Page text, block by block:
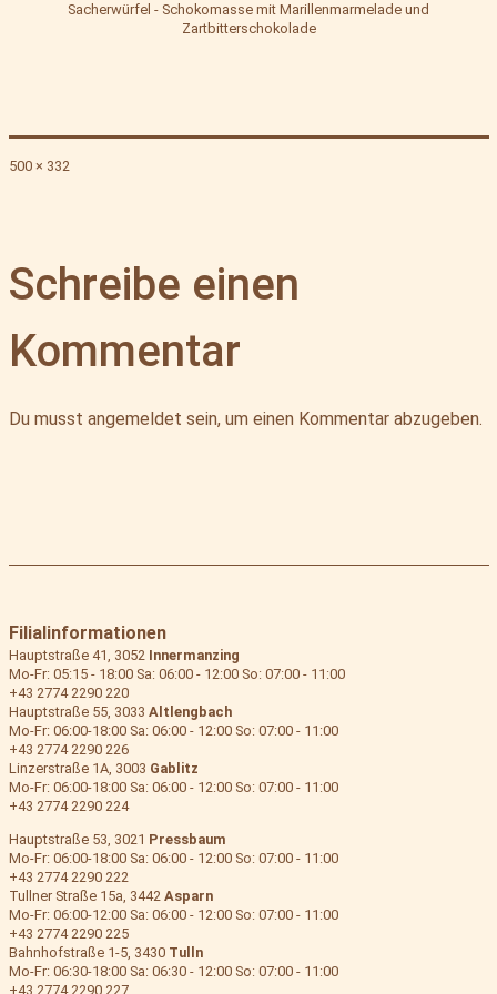
Sacherwürfel - Schokomasse mit Marillenmarmelade und
Zartbitterschokolade
Originalgröße
500 × 332
Schreibe einen
Kommentar
Du musst angemeldet sein, um einen Kommentar abzugeben.
Filialinformationen
Hauptstraße 41, 3052 Innermanzing
Mo-Fr: 05:15 - 18:00 Sa: 06:00 - 12:00 So: 07:00 - 11:00
+43 2774 2290 220
Hauptstraße 55, 3033 Altlengbach
Mo-Fr: 06:00-18:00 Sa: 06:00 - 12:00 So: 07:00 - 11:00
+43 2774 2290 226
Linzerstraße 1A, 3003 Gablitz
Mo-Fr: 06:00-18:00 Sa: 06:00 - 12:00 So: 07:00 - 11:00
+43 2774 2290 224
Hauptstraße 53, 3021 Pressbaum
Mo-Fr: 06:00-18:00 Sa: 06:00 - 12:00 So: 07:00 - 11:00
+43 2774 2290 222
Tullner Straße 15a, 3442 Asparn
Mo-Fr: 06:00-12:00 Sa: 06:00 - 12:00 So: 07:00 - 11:00
+43 2774 2290 225
Bahnhofstraße 1-5, 3430 Tulln
Mo-Fr: 06:30-18:00 Sa: 06:30 - 12:00 So: 07:00 - 11:00
+43 2774 2290 227